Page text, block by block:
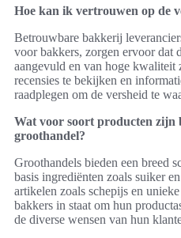
Hoe kan ik vertrouwen op de
Betrouwbare bakkerij
voor bakkers, zorgen ervoor dat
aangevuld en van hoge kwaliteit
recensies te bekijken en
raadplegen om de versheid te
Wat voor soort producten
groothandel?
Groothandels bieden een breed
basis ingrediënten zoals suiker
artikelen zoals schepijs en
bakkers in staat om hun
de diverse wensen van hun